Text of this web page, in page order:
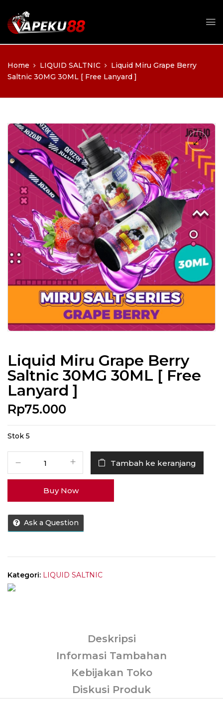
Home LIQUID SALTNIC
Liquid Miru Grape Berry
Saltnic 30MG 30ML [ Free Lanyard ]
Liquid Miru Grape Berry
Saltnic 30MG 30ML [ Free
Lanyard ]
Rp75.000
Stok 5
Miru
Berry
Saltnic
30MG
Free
Lanyard
]
Tambah ke keranjang
Buy Now
Ask a Question
Kategori: LIQUID SALTNIC
Deskripsi
Informasi Tambahan
Kebijakan Toko
Diskusi Produk